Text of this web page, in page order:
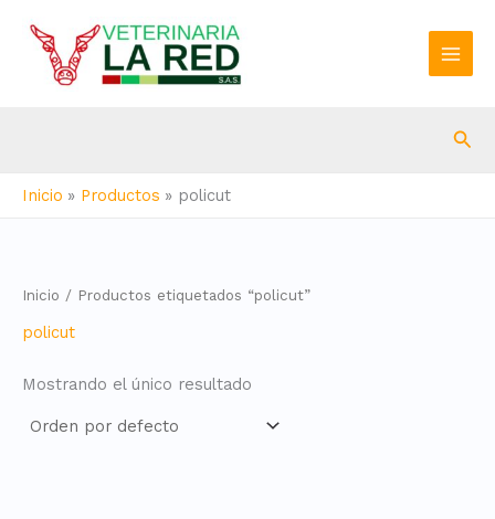
contenido
Inicio Productos policut
Inicio / Productos etiquetados “policut”
policut
Mostrando el único resultado